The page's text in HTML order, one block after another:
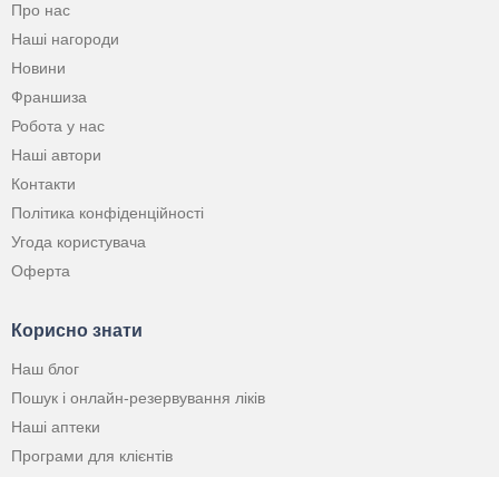
Про нас
Наші нагороди
Новини
Франшиза
Робота у нас
Наші автори
Контакти
Політика конфіденційності
Угода користувача
Оферта
Корисно знати
Наш блог
Пошук і онлайн-резервування ліків
Наші аптеки
Програми для клієнтів